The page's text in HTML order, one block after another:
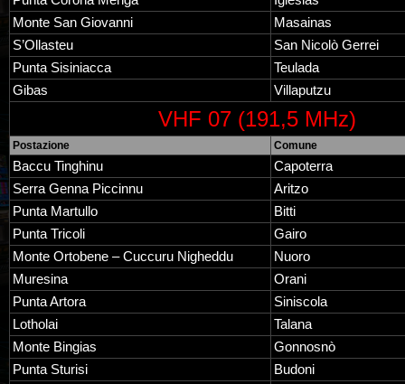
Monte San Giovanni
Masainas
S’Ollasteu
San Nicolò Gerrei
Punta Sisiniacca
Teulada
Gibas
Villaputzu
VHF 07 (191,5 MHz)
Postazione Comune
Baccu Tinghinu
Capoterra
Serra Genna Piccinnu
Aritzo
Punta Martullo
Bitti
Punta Tricoli
Gairo
Monte Ortobene – Cuccuru Nigheddu
Nuoro
Muresina
Orani
Punta Artora
Siniscola
Lotholai
Talana
Monte Bingias
Gonnosnò
Punta Sturisi
Budoni